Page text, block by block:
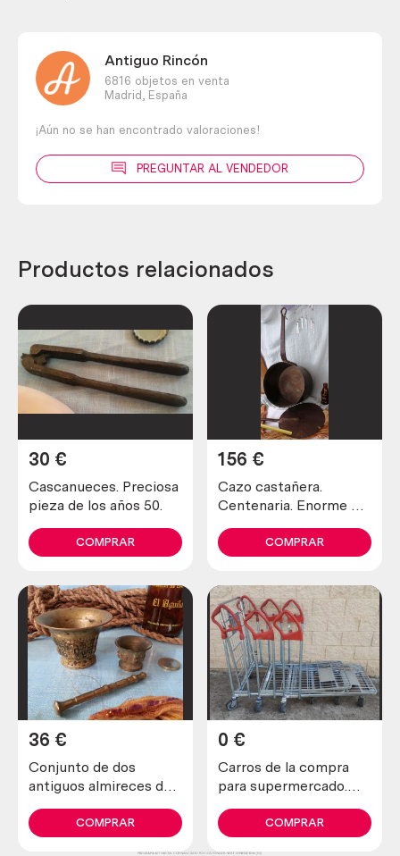
Antiguo Rincón
6816 objetos en venta
Madrid,
España
¡Aún no se han encontrado valoraciones!
PREGUNTAR AL VENDEDOR
Productos relacionados
Cascanueces. Preciosa
pieza de los años 50.
30 €
COMPRAR
Cazo castañera.
Centenaria. Enorme e
cobre antiguo. Con su
tapa.
156 €
COMPRAR
Conjunto de dos
antiguos almireces de
36 €
COMPRAR
Carros de la compra
para supermercado.
estado. Carrito.
0 €
COMPRAR